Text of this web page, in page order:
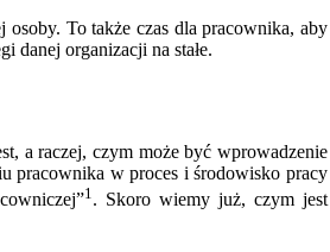
To także czas dla pracownika, aby
danej organizacji na stałe.
a raczej, czym może być wprowadzenie
pracownika w proces i środowisko pracy
1. Skoro wiemy już, czym jest